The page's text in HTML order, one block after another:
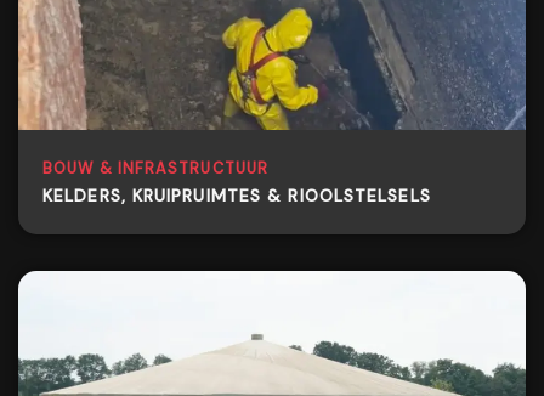
BOUW & INFRASTRUCTUUR
KELDERS, KRUIPRUIMTES & RIOOLSTELSELS